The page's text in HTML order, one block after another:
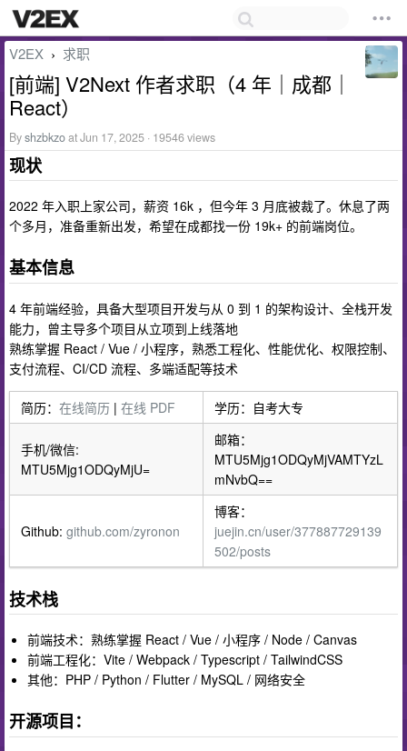
V2EX › 求职
[前端] V2Next 作者求职（4 年｜成都｜
React）
Byshzbkzoat Jun 17, 2025 · 19546 views
现状
2022 年入职上家公司，薪资 16k ，但今年 3 月底被裁了。休息了两
个多月，准备重新出发，希望在成都找一份 19k+ 的前端岗位。
基本信息
4 年前端经验，具备大型项目开发与从 0 到 1 的架构设计、全栈开发
能力，曾主导多个项目从立项到上线落地
熟练掌握 React / Vue / 小程序，熟悉工程化、性能优化、权限控制、
支付流程、CI/CD 流程、多端适配等技术
简历： 在线简历 | 在线 PDF 学历：自考大专
手机/微信:
MTU5Mjg1ODQyMjU=
邮箱：
MTU5Mjg1ODQyMjVAMTYzL
mNvbQ==
Github: github.com/zyronon
博客：
juejin.cn/user/377887729139
502/posts
技术栈
前端技术：熟练掌握 React / Vue / 小程序 / Node / Canvas
前端工程化：Vite / Webpack / Typescript / TailwindCSS
其他：PHP / Python / Flutter / MySQL / 网络安全
开源项目：